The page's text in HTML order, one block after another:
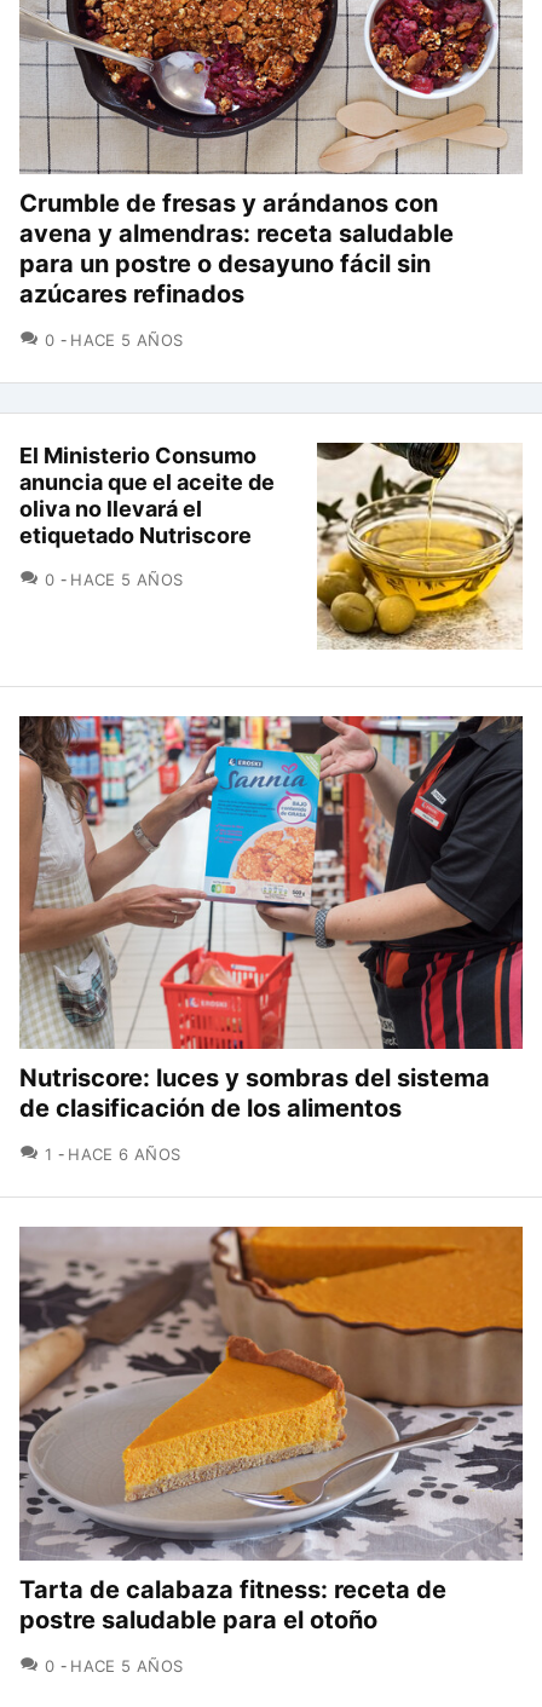
Crumble de fresas y arándanos con
avena y almendras: receta saludable
para un postre o desayuno fácil sin
azúcares refinados
0 COMENTARIOS
HACE 5 AÑOS
El Ministerio Consumo
anuncia que el aceite de
oliva no llevará el
etiquetado Nutriscore
0 COMENTARIOS
HACE 5 AÑOS
Nutriscore: luces y sombras del sistema
de clasificación de los alimentos
1 COMENTARIOS
HACE 6 AÑOS
Tarta de calabaza fitness: receta de
postre saludable para el otoño
0 COMENTARIOS
HACE 5 AÑOS